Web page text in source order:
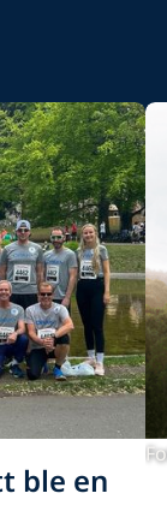
ble en